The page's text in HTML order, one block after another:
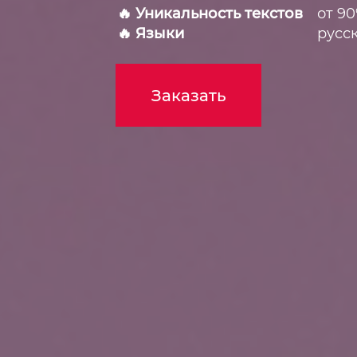
🔥 Уникальность текстов
от
🔥 Языки
Заказать